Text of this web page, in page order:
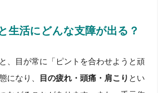
生活にどんな支障が出る？
、目が常に「ピントを合わせようと頑
になり、
目の疲れ・頭痛・肩こり とい